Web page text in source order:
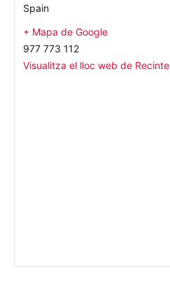
Spain
+ Mapa de Google
977 773 112
Visualitza el lloc web de Recinte